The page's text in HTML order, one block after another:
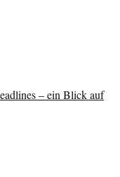
– ein Blick auf